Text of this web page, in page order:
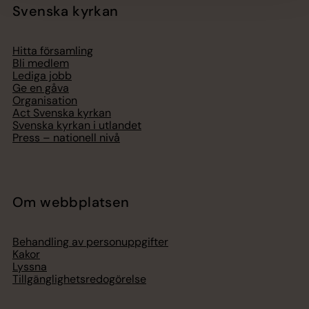
Svenska kyrkan
Hitta församling
Bli medlem
Lediga jobb
Ge en gåva
Organisation
Act Svenska kyrkan
Svenska kyrkan i utlandet
Press – nationell nivå
Om webbplatsen
Behandling av personuppgifter
Kakor
Lyssna
Tillgänglighetsredogörelse